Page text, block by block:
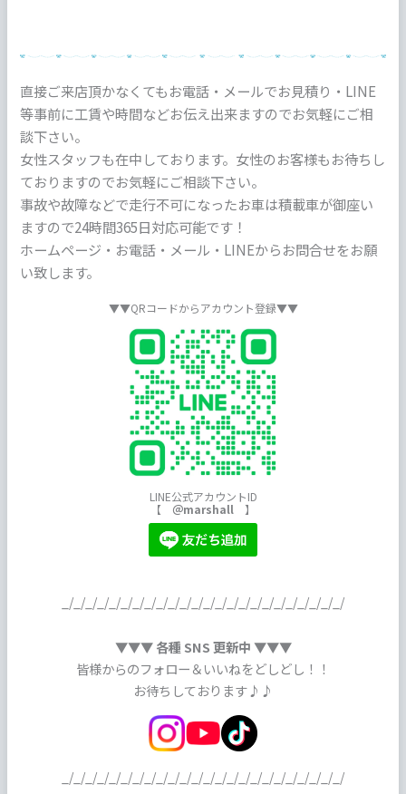
直接ご来店頂かなくてもお電話・メールでお見積り・LINE
等事前に工賃や時間などお伝え出来ますのでお気軽にご相
談下さい。
女性スタッフも在中しております。女性のお客様もお待ちし
ておりますのでお気軽にご相談下さい。
事故や故障などで走行不可になったお車は積載車が御座い
ますので24時間365日対応可能です！
ホームページ・お電話・メール・LINEからお問合せをお願
い致します。
▼▼QRコードからアカウント登録▼▼
LINE公式アカウントID
【 ＠marshall 】
_/_/_/_/_/_/_/_/_/_/_/_/_/_/_/_/_/_/_/_/_/_/_/_/
▼▼▼ 各種 SNS 更新中 ▼▼▼
皆様からのフォロー＆いいねをどしどし！！
お待ちしております♪♪
_/_/_/_/_/_/_/_/_/_/_/_/_/_/_/_/_/_/_/_/_/_/_/_/